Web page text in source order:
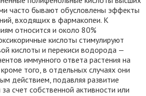
часто бывают обусловлены эффекты
входящих в фармакопеи. К
относится и около 80%
кислоты стимулируют
кислоты и перекиси водорода —
иммунного ответа растения на
того, в отдельных случаях они
действием, подавляя развитие
счет собственной активности или